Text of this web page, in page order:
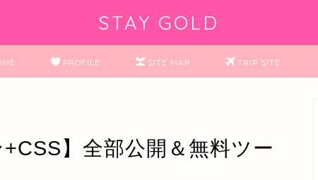
STAY GOLD
PROFILE SITE MAP TRIP SITE
】全部公開＆無料ツー